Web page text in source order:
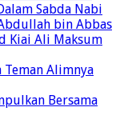
dari Pencurian
Sabda Nabi
bin Abbas
Kiai Ali Maksum
Alimnya
Bersama